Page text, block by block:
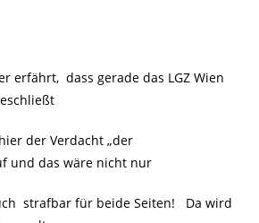
erfährt, dass gerade das LGZ Wien
der Verdacht „der
und das wäre nicht nur
strafbar für beide Seiten! Da wird